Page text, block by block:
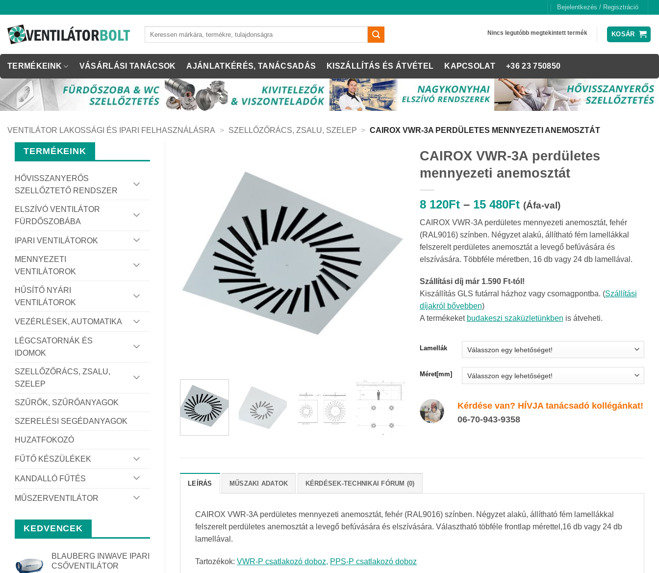
content
Bejelentkezés / Regisztráció
Nincs legutóbb megtekintett termék KOSÁR
TERMÉKEINK VÁSÁRLÁSI TANÁCSOK AJÁNLATKÉRÉS, TANÁCSADÁS KISZÁLLÍTÁS ÉS ÁTVÉTEL KAPCSOLAT +36 23 750850
VENTILÁTOR LAKOSSÁGI ÉS IPARI FELHASZNÁLÁSRA > SZELLŐZŐRÁCS, ZSALU, SZELEP > CAIROX VWR-3A PERDÜLETES MENNYEZETI ANEMOSZTÁT
TERMÉKEINK
HŐVISSZANYERŐS
SZELLŐZTETŐ RENDSZER
ELSZÍVÓ VENTILÁTOR
FÜRDŐSZOBÁBA
IPARI VENTILÁTOROK
MENNYEZETI
VENTILÁTOROK
HŰSÍTŐ NYÁRI
VENTILÁTOROK
VEZÉRLÉSEK, AUTOMATIKA
LÉGCSATORNÁK ÉS
IDOMOK
SZELLŐZŐRÁCS, ZSALU,
SZELEP
SZŰRŐK, SZŰRŐANYAGOK
SZERELÉSI SEGÉDANYAGOK
HUZATFOKOZÓ
FŰTŐ KÉSZÜLÉKEK
KANDALLÓ FŰTÉS
MŰSZERVENTILÁTOR
KEDVENCEK
BLAUBERG INWAVE IPARI
CSŐVENTILÁTOR
CAIROX VWR-3A perdületes
mennyezeti anemosztát
8 120Ft – 15 480FtÁrtartomány:
120Ft
-
15
480Ft
(Áfa-val)
CAIROX VWR-3A perdületes mennyezeti anemosztát, fehér
(RAL9016) színben. Négyzet alakú, állítható fém lamellákkal
felszerelt perdületes anemosztát a levegő befúvására és
elszívására. Többféle méretben, 16 db vagy 24 db lamellával.
Szállítási díj már 1.590 Ft-tól!
Kiszállítás GLS futárral házhoz vagy csomagpontba. (Szállítási
díjakról bővebben)
A termékeket budakeszi szaküzletünkben is átveheti.
Lamellák
Méret[mm]
Kérdése van? HÍVJA tanácsadó kollégánkat!
06-70-943-9358
LEÍRÁS MŰSZAKI ADATOK KÉRDÉSEK-TECHNIKAI FÓRUM (0)
CAIROX VWR-3A perdületes mennyezeti anemosztát, fehér (RAL9016) színben. Négyzet alakú, állítható fém lamellákkal
felszerelt perdületes anemosztát a levegő befúvására és elszívására. Választható töbféle frontlap mérettel,16 db vagy 24 db
lamellával.
Tartozékok: VWR-P csatlakozó doboz, PPS-P csatlakozó doboz